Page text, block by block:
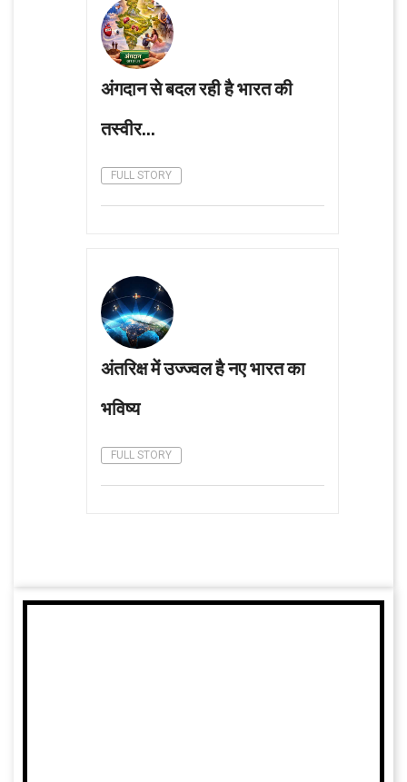
अंगदान से बदल रही है भारत की
तस्वीर...
FULL STORY
अंतरिक्ष में उज्ज्वल है नए भारत का
भविष्य
FULL STORY